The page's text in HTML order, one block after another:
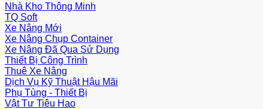
Nhà Kho Thông Minh
TQ Soft
Xe Nâng Mới
Xe Nâng Chụp Container
Xe Nâng Đã Qua Sử Dụng
Thiết Bị Công Trình
Thuê Xe Nâng
Dịch Vụ Kỹ Thuật Hậu Mãi
Phụ Tùng - Thiết Bị
Vật Tư Tiêu Hao